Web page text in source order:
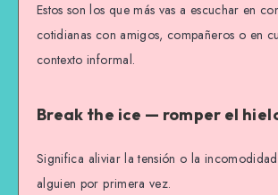
Estos son los que más vas a escuchar en
cotidianas con amigos, compañeros o en
contexto informal.
Break the ice — romper el
Significa aliviar la tensión o la
alguien por primera vez.